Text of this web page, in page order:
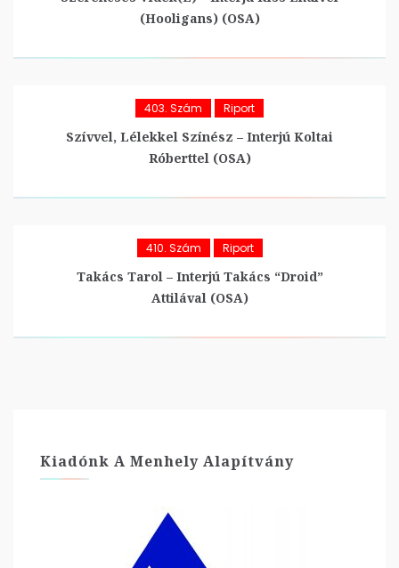
(Hooligans) (OSA)
403. Szám Riport
Szívvel, Lélekkel Színész – Interjú Koltai
Róberttel (OSA)
410. Szám Riport
Takács Tarol – Interjú Takács “Droid”
Attilával (OSA)
Kiadónk A Menhely Alapítvány